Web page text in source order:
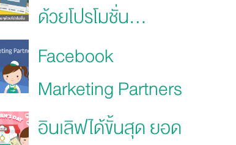
ด้วยโปรโมชั่น...
Facebook
Marketing Partners
อินเลิฟได้ขั้นสุด ยอด